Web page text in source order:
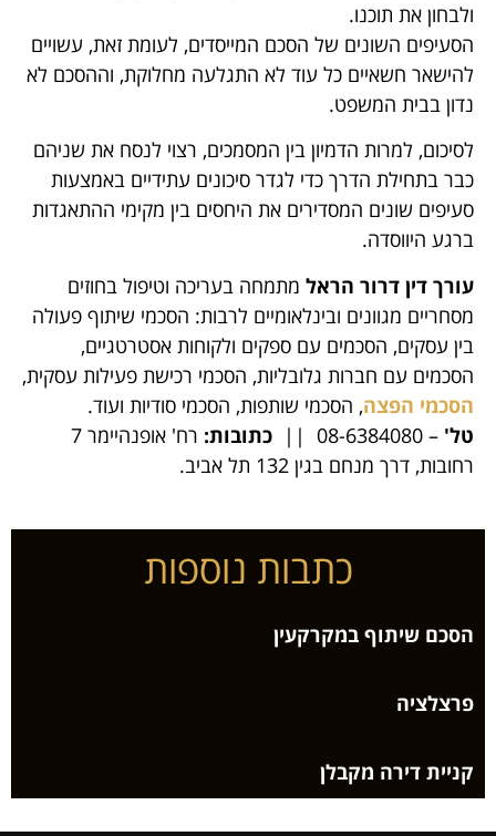
ולבחון את תוכנו.
הסעיפים השונים של הסכם המייסדים, לעומת זאת, עשויים
להישאר חשאיים כל עוד לא התגלעה מחלוקת, וההסכם לא
נדון בבית המשפט.
לסיכום, למרות הדמיון בין המסמכים, רצוי לנסח את שניהם
כבר בתחילת הדרך כדי לגדר סיכונים עתידיים באמצעות
סעיפים שונים המסדירים את היחסים בין מקימי ההתאגדות
ברגע היווסדה.
עורך דין דרור הראל מתמחה בעריכה וטיפול בחוזים
מסחריים מגוונים ובינלאומיים לרבות: הסכמי שיתוף פעולה
בין עסקים, הסכמים עם ספקים ולקוחות אסטרטגיים,
הסכמים עם חברות גלובליות, הסכמי רכישת פעילות עסקית,
הסכמי הפצה, הסכמי שותפות, הסכמי סודיות ועוד.
טל' – 08-6384080 || כתובות:
רח' אופנהיימר 7
רחובות, דרך מנחם בגין 132 תל אביב.
כתבות נוספות
הסכם שיתוף במקרקעין
פרצלציה
קניית דירה מקבלן